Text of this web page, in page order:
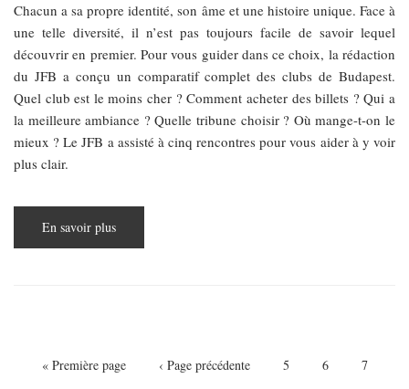
Chacun a sa propre identité, son âme et une histoire unique. Face à
une telle diversité, il n’est pas toujours facile de savoir lequel
découvrir en premier. Pour vous guider dans ce choix, la rédaction
du JFB a conçu un comparatif complet des clubs de Budapest.
Quel club est le moins cher ? Comment acheter des billets ? Qui a
la meilleure ambiance ? Quelle tribune choisir ? Où mange-t-on le
mieux ? Le JFB a assisté à cinq rencontres pour vous aider à y voir
plus clair.
En savoir plus
voir
Guide
Première
« Première page Page
précédente
‹ Page précédente Page
5 Page
6 Page
7